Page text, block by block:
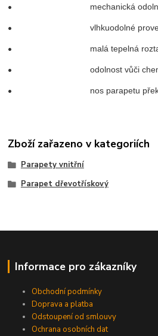
• mechanická
• vlhkuodolné
• malá tepelná
• odolnost vůči
• nos parapetu
Zboží zařazeno v kategoriích
Parapety vnitřní
Parapet dřevotřískový
Informace pro zákazníky
Obchodní podmínky
Doprava a platba
Odstoupení od smlouvy
Ochrana osobních dat